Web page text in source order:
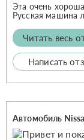
Эта очень
Русская машина
Читать весь
Написать
Автомобиль